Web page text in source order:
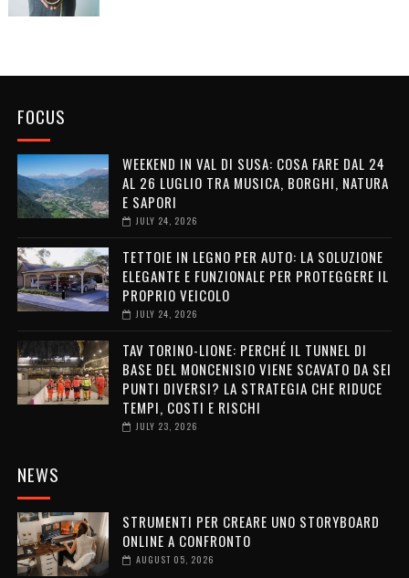
FOCUS
WEEKEND IN VAL DI SUSA: COSA FARE DAL 24
AL 26 LUGLIO TRA MUSICA, BORGHI, NATURA
E SAPORI
JULY 24, 2026
TETTOIE IN LEGNO PER AUTO: LA SOLUZIONE
ELEGANTE E FUNZIONALE PER PROTEGGERE IL
PROPRIO VEICOLO
JULY 24, 2026
TAV TORINO-LIONE: PERCHÉ IL TUNNEL DI
BASE DEL MONCENISIO VIENE SCAVATO DA SEI
PUNTI DIVERSI? LA STRATEGIA CHE RIDUCE
TEMPI, COSTI E RISCHI
JULY 23, 2026
NEWS
STRUMENTI PER CREARE UNO STORYBOARD
ONLINE A CONFRONTO
AUGUST 05, 2026